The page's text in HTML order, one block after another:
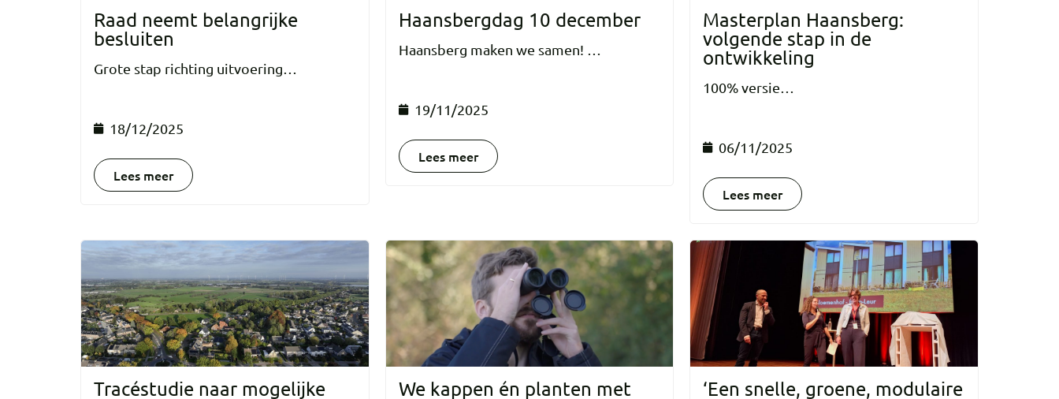
Raad neemt belangrijke
besluiten
Grote stap richting uitvoering…
18/12/2025
Lees meer
Haansbergdag 10 december
Haansberg maken we samen! …
19/11/2025
Lees meer
Masterplan Haansberg:
volgende stap in de
ontwikkeling
100% versie…
06/11/2025
Lees meer
Tracéstudie naar mogelijke
We kappen én planten met
‘Een snelle, groene, modulaire